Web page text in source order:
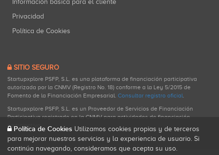
Información básica para el cliente
Privacidad
Política de Cookies
SITIO SEGURO
Startupxplore PSFP, S.L. es una plataforma de financiación participativa
autorizada por la CNMV (Registro No. 18) conforme a la Ley 5/2015 de
Fomento de la Financiación Empresarial. Consultar registro oficial.
Startupxplore PSFP, S.L. es un Proveedor de Servicios de Financiación
Participativa registrado en la CNMV para actividades de financiación
participativa.
Política de Cookies Utilizamos cookies propias y de terceros
para mejorar nuestros servicios y la experiencia de usuario. Si
continúa navegando, consideramos que acepta su uso.